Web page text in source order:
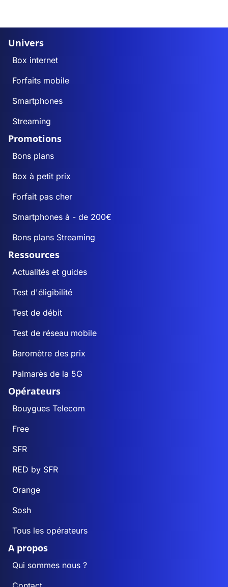
Univers
Box internet
Forfaits mobile
Smartphones
Streaming
Promotions
Bons plans
Box à petit prix
Forfait pas cher
Smartphones à - de 200€
Bons plans Streaming
Ressources
Actualités et guides
Test d'éligibilité
Test de débit
Test de réseau mobile
Baromètre des prix
Palmarès de la 5G
Opérateurs
Bouygues Telecom
Free
SFR
RED by SFR
Orange
Sosh
Tous les opérateurs
A propos
Qui sommes nous ?